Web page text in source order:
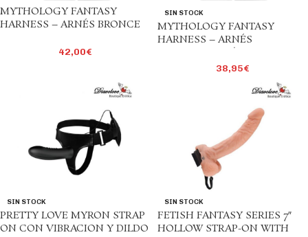
MYTHOLOGY FANTASY
HARNESS – ARNÉS BRONCE
42,00€
SIN STOCK
MYTHOLOGY FANTASY
HARNESS – ARNÉS
38,95€
SIN STOCK
PRETTY LOVE MYRON STRAP
ON CON VIBRACION Y DILDO
SIN STOCK
FETISH FANTASY SERIES 7″
HOLLOW STRAP-ON WITH